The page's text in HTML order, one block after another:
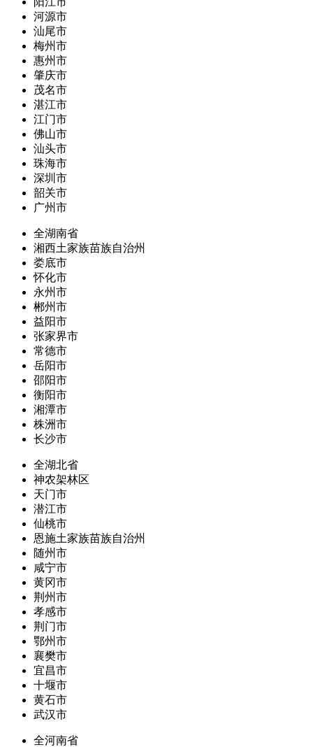
河源市
汕尾市
梅州市
惠州市
肇庆市
茂名市
湛江市
江门市
佛山市
汕头市
珠海市
深圳市
韶关市
广州市
全湖南省
湘西土家族苗族自治州
娄底市
怀化市
永州市
郴州市
益阳市
张家界市
常德市
岳阳市
邵阳市
衡阳市
湘潭市
株洲市
长沙市
全湖北省
神农架林区
天门市
潜江市
仙桃市
恩施土家族苗族自治州
随州市
咸宁市
黄冈市
荆州市
孝感市
荆门市
鄂州市
襄樊市
宜昌市
十堰市
黄石市
武汉市
全河南省